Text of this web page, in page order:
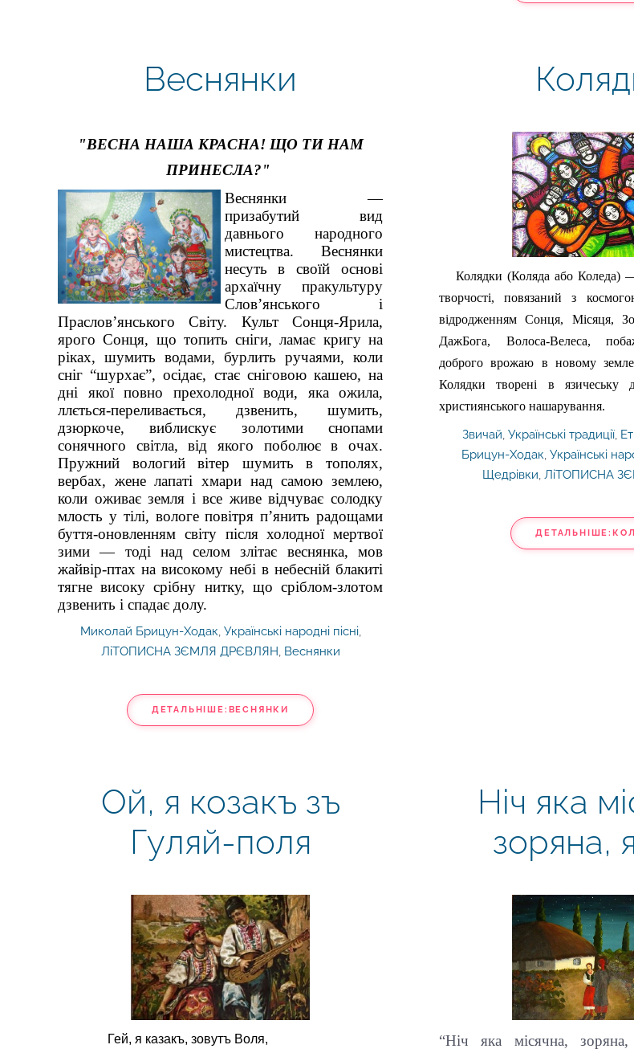
Веснянки
"ВЕСНА НАША КРАСНА! ЩО ТИ НАМ
ПРИНЕСЛА?"
Веснянки —
призабутий вид
давнього народного
мистецтва. Веснянки
несуть в своїй основі
архаїчну пракультуру
Слов’янського і
Праслов’янського Світу. Культ Сонця-Ярила,
ярого Сонця, що топить сніги, ламає кригу на
ріках, шумить водами, бурлить ручаями, коли
сніг “шурхає”, осідає, стає сніговою кашею, на
дні якої повно прехолодної води, яка ожила,
ллється-переливається, дзвенить, шумить,
дзюркоче, виблискує золотими снопами
сонячного світла, від якого поболює в очах.
Пружний вологий вітер шумить в тополях,
вербах, жене лапаті хмари над самою землею,
коли оживає земля і все живе відчуває солодку
млость у тілі, вологе повітря п’янить радощами
буття-оновленням світу після холодної мертвої
зими — тоді над селом злітає веснянка, мов
жайвір-птах на високому небі в небесній блакиті
тягне високу срібну нитку, що сріблом-злотом
дзвенить і спадає долу.
Миколай Брицун-Ходак, Українські народні пісні,
ЛіТОПИСНА ЗЄМЛЯ ДРЄВЛЯН, Веснянки
ДЕТАЛЬНІШЕ:ВЕСНЯНКИ
Колядки (Коляда або Коледа)
творчості, повязаний з
відродженням Сонця, Місяця,
ДажБога, Волоса-Велеса,
доброго врожаю в новому
Колядки творені в язичеську
християнського нашарування.
Звичай, Українські традиції,
Брицун-Ходак, Українські
Щедрівки, ЛіТОПИСНА
Ой, я козакъ зъ
Гуляй-поля
Гей, я казакъ, зовутъ Воля,
Ніч яка
зоряна,
“Ніч яка місячна,